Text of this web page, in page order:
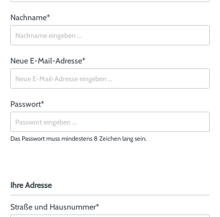
Nachname*
Neue E-Mail-Adresse*
Passwort*
Das Passwort muss mindestens 8 Zeichen lang sein.
Ihre Adresse
Straße und Hausnummer*